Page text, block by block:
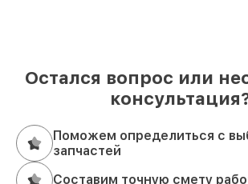
Остался вопрос или
Поможем определиться с
запчастей
Составим точную смету